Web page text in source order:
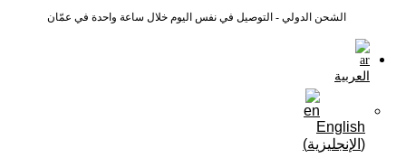
الشحن الدولي - التوصيل في نفس اليوم خلال ساعة واحدة في عمّان
العربية
English
( الإنجليزية)